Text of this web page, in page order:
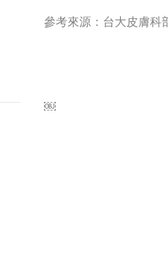
參考來源：台大皮膚科
￼